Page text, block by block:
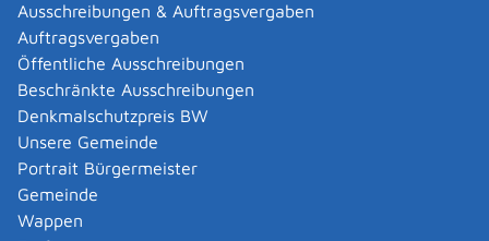
Ausschreibungen & Auftragsvergaben
Auftragsvergaben
Öffentliche Ausschreibungen
Beschränkte Ausschreibungen
Denkmalschutzpreis BW
Unsere Gemeinde
Portrait Bürgermeister
Gemeinde
Wappen
Leistungsdetails
Voraussetzungen
Die Dateien erhalten ausschließlich Tabakunternehmen
zur Kennzeichnung von bestimmten Tabakerzeugnissen
oder deren Abbildung in der Werbung.